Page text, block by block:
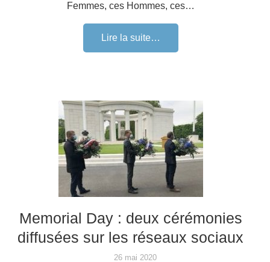
Femmes, ces Hommes, ces…
Lire la suite…
Memorial Day : deux cérémonies
diffusées sur les réseaux sociaux
26 mai 2020